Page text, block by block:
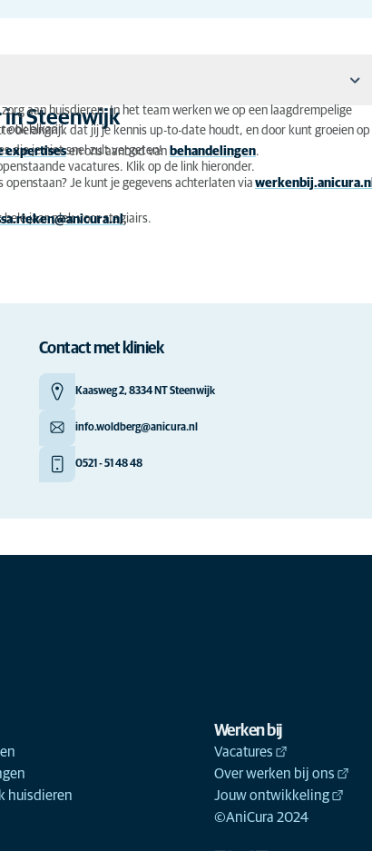
Steenwijk
aan huisdieren. In het team werken we op een laagdrempelige
ook elkaar.
belangrijk dat jij je kennis up-to-date houdt, en door kunt groeien op
die je niet snel zult vergeten!
expertisesen ons aanbod van behandelingen.
vacatures. Klik op de link hieronder.
Je kunt je gegevens achterlaten via werkenbij.anicura.nl
hele jaar plek voor stagiairs.
.
Contact met kliniek
Kaasweg 2, 8334 NT Steenwijk
info.woldberg@anicura.nl
0521 - 51 48 48
huisdieren
Werken bij
Vacatures
Over werken bij ons
Jouw ontwikkeling
©AniCura 2024